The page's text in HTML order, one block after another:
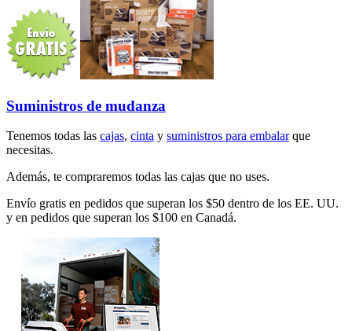
Suministros de mudanza
Tenemos todas las cajas, cinta y suministros para embalarque
necesitas.
Además, te compraremos todas las cajas que no uses.
Envío gratis en pedidos que superan los $50 dentro de los EE. UU.
y en pedidos que superan los $100 en Canadá.